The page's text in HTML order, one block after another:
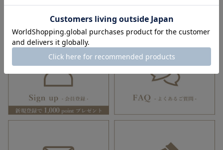
リングホルダー ハワイアンジュエリー